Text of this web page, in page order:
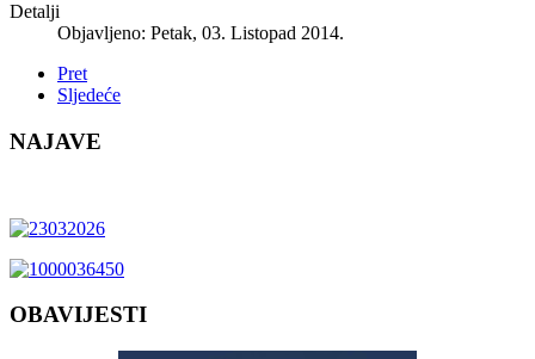
Detalji
Objavljeno: Petak, 03. Listopad 2014.
Pret
Sljedeće
NAJAVE
OBAVIJESTI